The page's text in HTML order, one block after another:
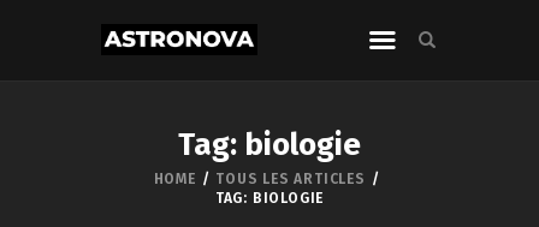
Tag: biologie
HOME
TOUS LES ARTICLES
TAG: BIOLOGIE